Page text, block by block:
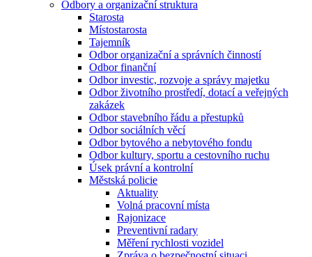
Odbory a organizační struktura
Starosta
Místostarosta
Tajemník
Odbor organizační a správních činností
Odbor finanční
Odbor investic, rozvoje a správy majetku
Odbor životního prostředí, dotací a veřejných
zakázek
Odbor stavebního řádu a přestupků
Odbor sociálních věcí
Odbor bytového a nebytového fondu
Odbor kultury, sportu a cestovního ruchu
Úsek právní a kontrolní
Městská policie
Aktuality
Volná pracovní místa
Rajonizace
Preventivní radary
Měření rychlosti vozidel